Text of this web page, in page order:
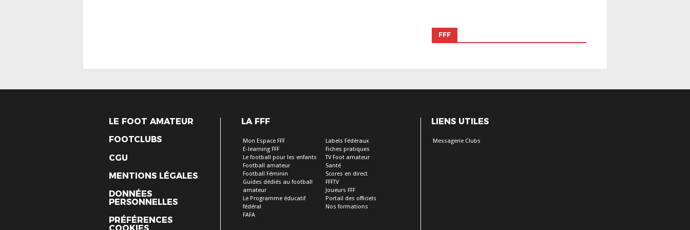
FFF
LE FOOT AMATEUR
FOOTCLUBS
CGU
MENTIONS LÉGALES
DONNÉES
PERSONNELLES
PRÉFÉRENCES
LA FFF
Mon Espace FFF
E-learning FFF
Le football pour les enfants
Football amateur
Football Féminin
Guides dédiés au football
amateur
Le Programme éducatif
fédéral
FAFA
Labels Fédéraux
Fiches pratiques
TV Foot amateur
Santé
Scores en direct
FFFTV
Joueurs FFF
Portail des officiels
Nos formations
LIENS UTILES
Messagerie Clubs